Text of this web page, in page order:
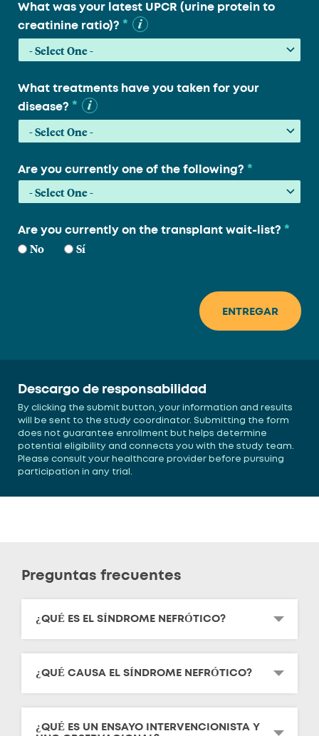
What was your latest UPCR (urine protein to
creatinine ratio)? *
What treatments have you taken for your
disease? *
Are you currently one of the following? *
Are you currently on the transplant wait-list? *
No Sí
Descargo de responsabilidad
By clicking the submit button, your information and results
will be sent to the study coordinator. Submitting the form
does not guarantee enrollment but helps determine
potential eligibility and connects you with the study team.
Please consult your healthcare provider before pursuing
participation in any trial.
Preguntas frecuentes
¿QUÉ ES EL SÍNDROME NEFRÓTICO?
¿QUÉ CAUSA EL SÍNDROME NEFRÓTICO?
¿QUÉ ES UN ENSAYO INTERVENCIONISTA Y